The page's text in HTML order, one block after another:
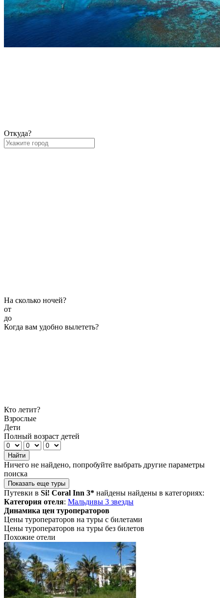
Откуда?
На сколько ночей?
от
до
Когда вам удобно вылететь?
Кто летит?
Взрослые
Дети
Полный возраст детей
Найти
Ничего не найдено, попробуйте выбрать другие параметры
поиска
Показать еще туры
Путевки в Si! Coral Inn 3* найдены найдены в категориях:
Категория отеля: Мальдивы 3 звезды
Динамика цен туроператоров
Цены туроператоров на туры с билетами
Цены туроператоров на туры без билетов
Похожие отели